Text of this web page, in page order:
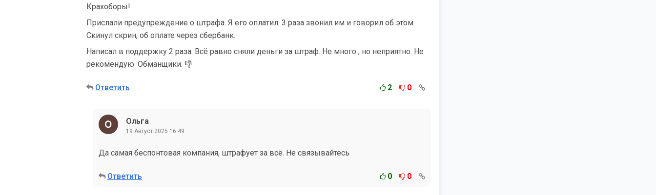
Крахоборы!
Прислали предупреждение о штрафа. Я его оплатил. 3 раза звонил им и говорил об этом.
Скинул скрин, об оплате через сбербанк.
Написал в поддержку 2 раза. Всё равно сняли деньги за штраф. Не много , но неприятно. Не
рекомендую. Обманщики. 👎
Ответить 2 0
Ольга
19 Август 2025 16:49
Да самая беспонтовая компания, штрафует за всё. Не связывайтесь
Ответить 0 0